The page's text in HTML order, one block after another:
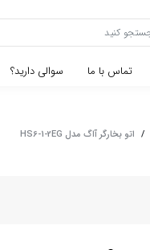
تماس با ما سوالی دارید؟
/ اتو بخارگر آاگ مدل HS6-1-2EG